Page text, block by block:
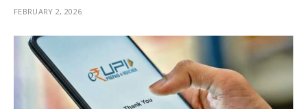
FEBRUARY 2, 2026